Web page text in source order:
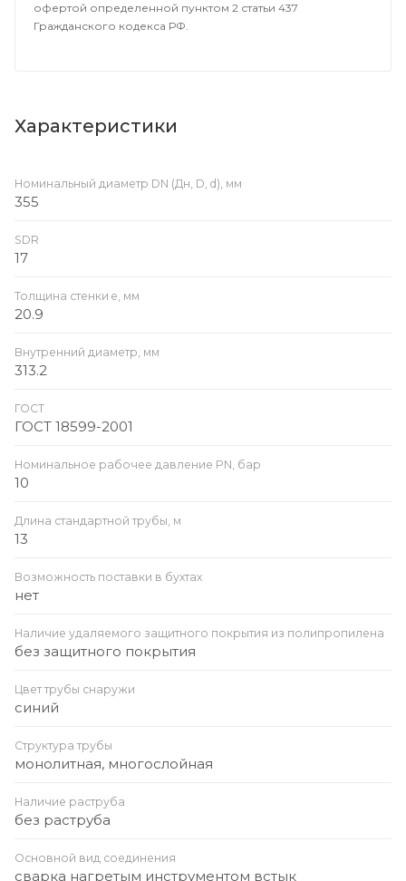
офертой определенной пунктом 2 статьи 437
Гражданского кодекса РФ.
Характеристики
Номинальный диаметр DN (Дн, D, d), мм
355
SDR
17
Толщина стенки e, мм
20.9
Внутренний диаметр, мм
313.2
ГОСТ
ГОСТ 18599-2001
Номинальное рабочее давление PN, бар
10
Длина стандартной трубы, м
13
Возможность поставки в бухтах
нет
Наличие удаляемого защитного покрытия из полипропилена
без защитного покрытия
Цвет трубы снаружи
синий
Структура трубы
монолитная, многослойная
Наличие раструба
без раструба
Основной вид соединения
сварка нагретым инструментом встык